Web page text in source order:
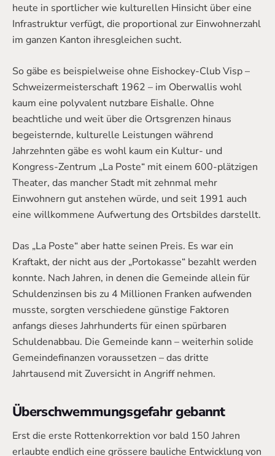
heute in sportlicher wie kulturellen Hinsicht über eine
Infrastruktur verfügt, die proportional zur Einwohnerzahl
im ganzen Kanton ihresgleichen sucht.
So gäbe es beispielweise ohne Eishockey-Club Visp –
Schweizermeisterschaft 1962 – im Oberwallis wohl
kaum eine polyvalent nutzbare Eishalle. Ohne
beachtliche und weit über die Ortsgrenzen hinaus
begeisternde, kulturelle Leistungen während
Jahrzehnten gäbe es wohl kaum ein Kultur- und
Kongress-Zentrum „La Poste“ mit einem 600-plätzigen
Theater, das mancher Stadt mit zehnmal mehr
Einwohnern gut anstehen würde, und seit 1991 auch
eine willkommene Aufwertung des Ortsbildes darstellt.
Das „La Poste“ aber hatte seinen Preis. Es war ein
Kraftakt, der nicht aus der „Portokasse“ bezahlt werden
konnte. Nach Jahren, in denen die Gemeinde allein für
Schuldenzinsen bis zu 4 Millionen Franken aufwenden
musste, sorgten verschiedene günstige Faktoren
anfangs dieses Jahrhunderts für einen spürbaren
Schuldenabbau. Die Gemeinde kann – weiterhin solide
Gemeindefinanzen voraussetzen – das dritte
Jahrtausend mit Zuversicht in Angriff nehmen.
Überschwemmungsgefahr gebannt
Erst die erste Rottenkorrektion vor bald 150 Jahren
erlaubte endlich eine grössere bauliche Entwicklung von